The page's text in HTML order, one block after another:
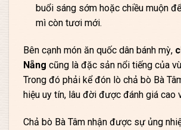
buổi sáng sớm hoặc chiều muộn
mì còn tươi mới.
Bên cạnh món ăn quốc dân bánh mỳ,
Nẵng cũng là đặc sản nổi tiếng của
Trong đó phải kể đón lò chả bò Bà
hiệu uy tín, lâu đời được đánh giá cao
Chả bò Bà Tâm nhận được sự ủng